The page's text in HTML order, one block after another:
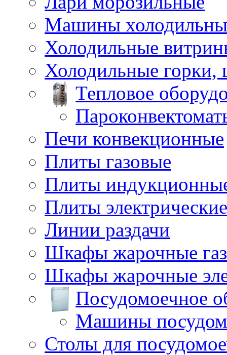
Машины
Холодильные
Холодильные
Тепловое
Печи конвекционные
Плиты газовые
Плиты
Плиты электрические
Линии раздачи
Шкафы жарочные
Шкафы жарочные
Посудомоечное
Машины
Столы для